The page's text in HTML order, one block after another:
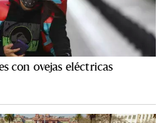
con ovejas eléctricas